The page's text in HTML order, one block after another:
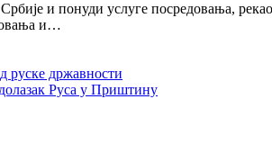
Србије и понуди услуге посредовања,
и…
руске државности
Руса у Приштину